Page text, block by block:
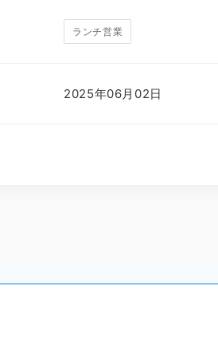
ランチ営業
2025年06月02日